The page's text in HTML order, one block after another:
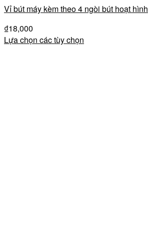
Vỉ bút máy kèm theo 4 ngòi bút hoạt hình
₫18,000
Lựa chọn các tùy chọn